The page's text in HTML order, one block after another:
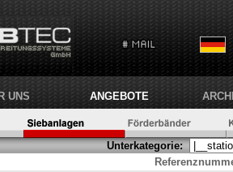
UNS ANGEBOTE
Unterkategorie: